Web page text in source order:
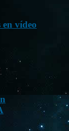
en vídeo